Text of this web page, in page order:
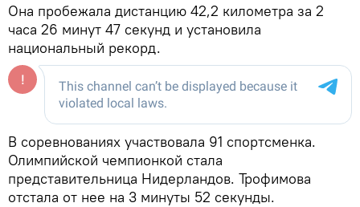
Она пробежала дистанцию 42,2 километра за 2
часа 26 минут 47 секунд и установила
национальный рекорд.
В соревнованиях участвовала 91 спортсменка.
Олимпийской чемпионкой стала
представительница Нидерландов. Трофимова
отстала от нее на 3 минуты 52 секунды.